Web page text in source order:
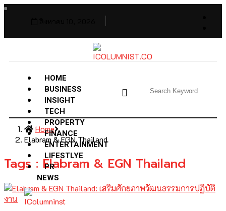
HOME
BUSINESS
INSIGHT
TECH
PROPERTY
FINANCE
ENTERTAINMENT
LIFESTLYE
PR
NEWS
Home
Elabram & EGN Thailand
Tags : Elabram & EGN Thailand